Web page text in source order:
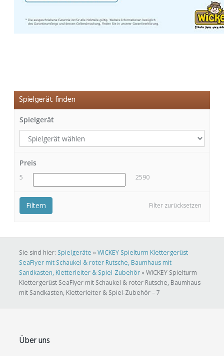
Spielgerät finden
Spielgerät
Preis
5 2590
Filter zurücksetzen
Filtern
Sie sind hier: Spielgeräte »WICKEY Spielturm Klettergerüst
SeaFlyer mit Schaukel & roter Rutsche, Baumhaus mit
Sandkasten, Kletterleiter & Spiel-Zubehör»WICKEY Spielturm
Klettergerüst SeaFlyer mit Schaukel & roter Rutsche, Baumhaus
mit Sandkasten, Kletterleiter & Spiel-Zubehör – 7
Über uns